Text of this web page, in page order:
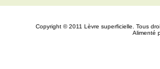
Copyright © 2011 Lèvre superficielle. Tous
Alimenté